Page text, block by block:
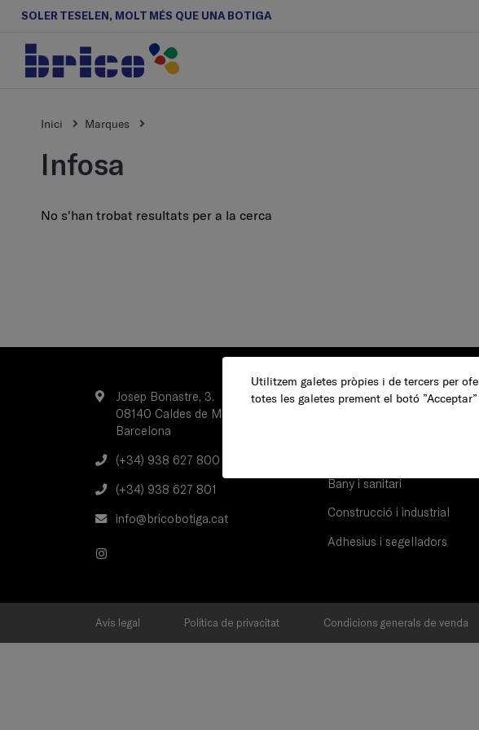
SOLER TESELEN, MOLT MÉS QUE UNA BOTIGA
Inici Marques
infosa
No s'han trobat resultats per a la cerca
Josep Bonastre, 3.
08140 Caldes de Montbui
Barcelona
(+34) 938 627 800
(+34) 938 627 801
info@bricobotiga.cat
Jardí
Bany i sanitari
Construcció i industrial
Adhesius i segelladors
Avís legal Política de privacitat Condicions generals de venda
Utilitzem galetes pròpies i de tercers per
totes les galetes prement el botó